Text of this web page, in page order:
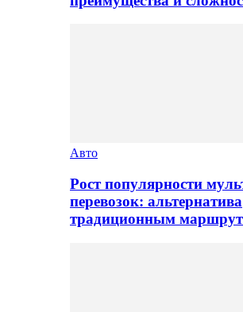
Авто
Рост популярности
перевозок: альтернатива
традиционным